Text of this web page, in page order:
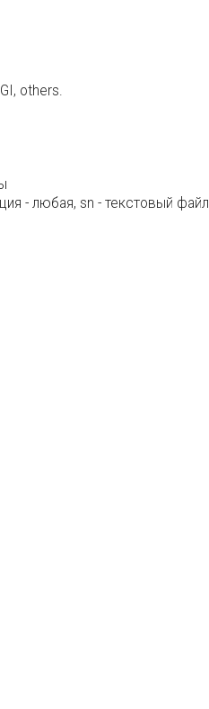
others.
- любая, sn - текстовый